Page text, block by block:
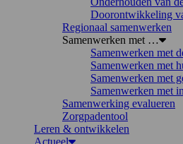
Doorontwikkeling
Regionaal samenwerken
Samenwerken met …
Samenwerken met
Samenwerken met
Samenwerken met
Samenwerken met
Samenwerking evalueren
Zorgpadentool
Leren & ontwikkelen